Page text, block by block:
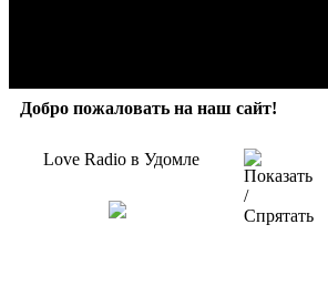
Добро пожаловать на наш сайт!
Love Radio в Удомле